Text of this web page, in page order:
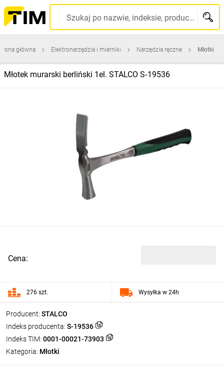
Szukaj po nazwie, indeksie, producencie, kodzie kreskowym...
główna Elektronarzędzia i mierniki Narzędzia ręczne Młotki
Młotek murarski berliński 1el. STALCO S‑19536
Producent: STALCO
Indeks producenta: S-19536
Indeks TIM: 0001-00021-73903
Kategoria: Młotki
Cena:
276 szt. Wysyłka w 24h